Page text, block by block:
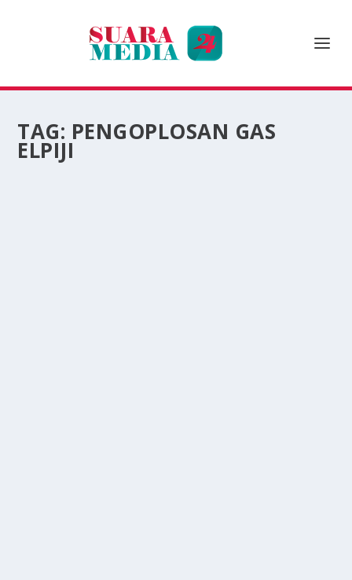
TAG: PENGOPLOSAN GAS
ELPIJI